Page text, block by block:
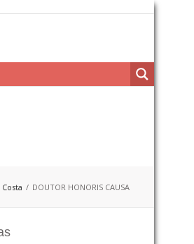
DOUTOR HONORIS CAUSA